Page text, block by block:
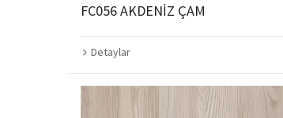
FC056 AKDENİZ ÇAM
Detaylar